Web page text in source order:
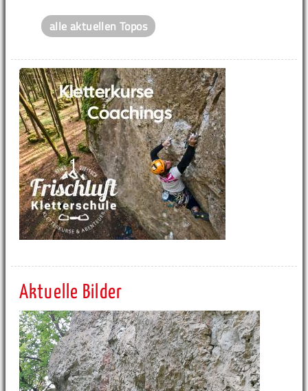
alle aktuellen Topos
Aktuelle Bilder